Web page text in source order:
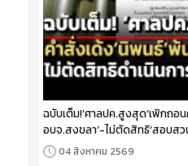
ฉบับเต็ม!‘ศาลปค.สูงสุด’เพิกถอ
อบจ.สงขลา’-ไม่ตัดสิทธิ‘สอบสว
04 สิงหาคม 2569